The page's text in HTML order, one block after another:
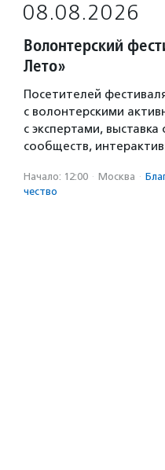
08.08.2026
Волонтерский
Лето»
Посетителей
с волонтерскими
с экспертами,
сообществ,
Начало: 12:00 · Москва ·
чест­во